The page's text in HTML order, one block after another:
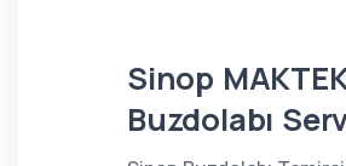
Sinop
Buzdolabı